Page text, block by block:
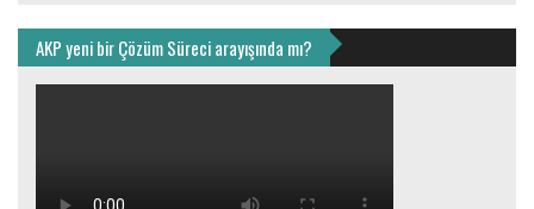
AKP yeni bir Çözüm Süreci arayışında mı?